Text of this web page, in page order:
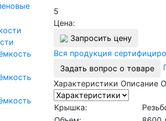
5
Цена:
Запросить цену
Вся продукция
Задать вопрос о товаре
Характеристики Описание
Крышка: